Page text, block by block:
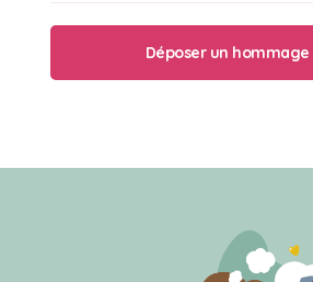
Déposer un hommage